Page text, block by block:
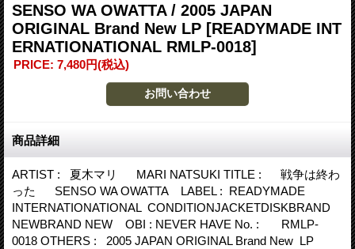
SENSO WA OWATTA / 2005 JAPAN
ORIGINAL Brand New LP [READYMADE INT
ERNATIONATIONAL RMLP-0018]
PRICE: 7,480円(税込)
商品詳細
ARTIST : 夏木マリ MARI NATSUKI TITLE : 戦争は終わ
った SENSO WA OWATTA LABEL : READYMADE
INTERNATIONATIONAL CONDITIONJACKETDISKBRAND
NEWBRAND NEW OBI : NEVER HAVE No. : RMLP-
0018 OTHERS : 2005 JAPAN ORIGINAL Brand New LP